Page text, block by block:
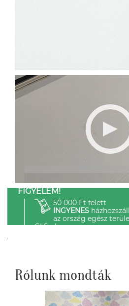
FIGYELEM!
50 000 Ft felett
INGYENES
az ország egész
GLS-el.
Rólunk mondták